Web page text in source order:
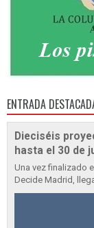
ENTRADA
Dieciséis
hasta el 30 de
Una vez finalizado
Decide Madrid,